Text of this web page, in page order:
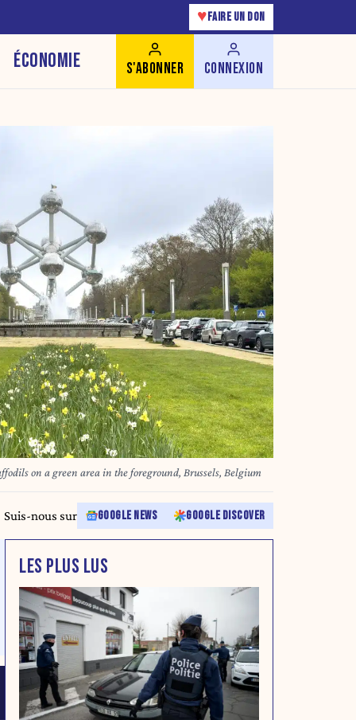
♥ FAIRE UN DON
ÉCONOMIE S'ABONNER CONNEXION
on a green area in the foreground, Brussels, Belgium
Suis-nous sur GOOGLE NEWS GOOGLE DISCOVER
LES PLUS LUS